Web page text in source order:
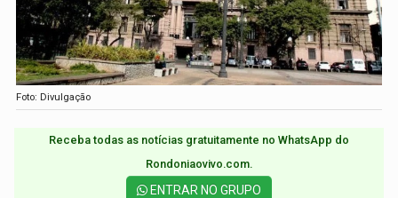
Foto: Divulgação
Receba todas as notícias gratuitamente no WhatsApp do
Rondoniaovivo.com.​
ENTRAR NO GRUPO